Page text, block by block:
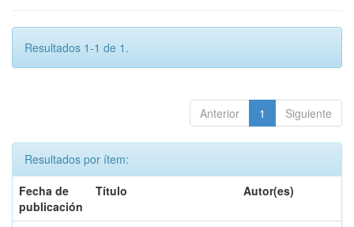
Resultados 1-1 de 1.
Anterior 1 Siguiente
Resultados por ítem:
Fecha de
publicación
Título Autor(es)